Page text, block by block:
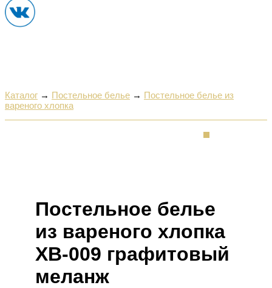
Каталог → Постельное белье → Постельное белье из
вареного хлопка
Постельное белье
из вареного хлопка
ХВ-009 графитовый
меланж